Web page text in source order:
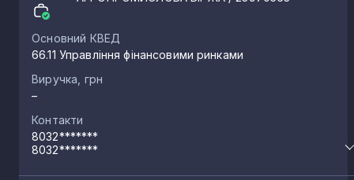
Основний КВЕД
66.11 Управління фінансовими ринками
Виручка, грн
–
Контакти
8032*******
8032*******